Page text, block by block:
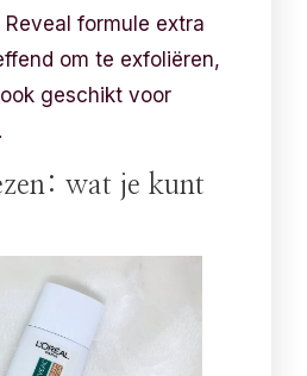
formule extra
om te exfoliëren,
geschikt voor
wat je kunt